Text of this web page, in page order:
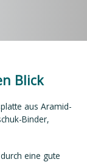
Blick
aus Aramid-
Binder,
eine gute